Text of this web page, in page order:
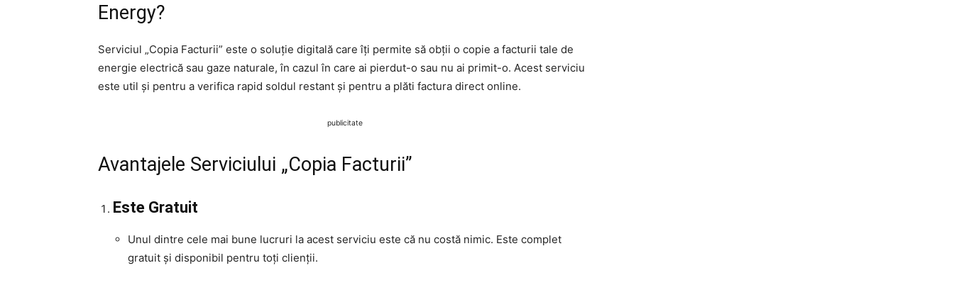
Energy?
Serviciul „Copia Facturii” este o soluție digitală care îți permite să obții o copie a facturii tale de
energie electrică sau gaze naturale, în cazul în care ai pierdut-o sau nu ai primit-o. Acest serviciu
este util și pentru a verifica rapid soldul restant și pentru a plăti factura direct online.
publicitate
Avantajele Serviciului „Copia Facturii”
Este Gratuit
Unul dintre cele mai bune lucruri la acest serviciu este că nu costă nimic. Este complet
gratuit și disponibil pentru toți clienții.